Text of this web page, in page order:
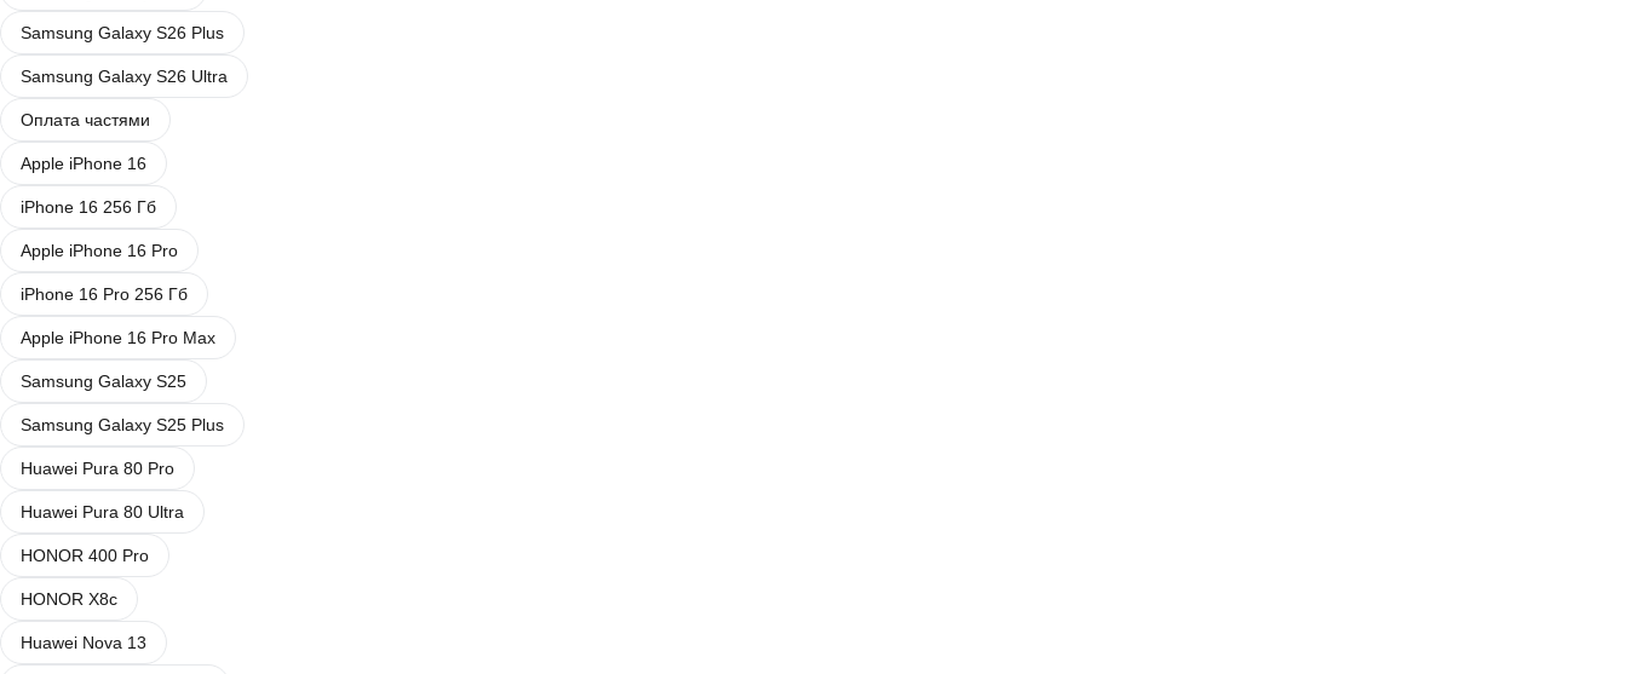
Samsung Galaxy S26 Plus
Samsung Galaxy S26 Ultra
Оплата частями
Apple iPhone 16
iPhone 16 256 Гб
Apple iPhone 16 Pro
iPhone 16 Pro 256 Гб
Apple iPhone 16 Pro Max
Samsung Galaxy S25
Samsung Galaxy S25 Plus
Huawei Pura 80 Pro
Huawei Pura 80 Ultra
HONOR 400 Pro
HONOR X8c
Huawei Nova 13